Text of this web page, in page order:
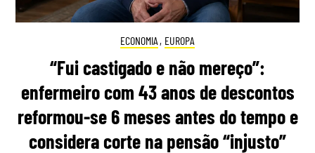
ECONOMIA , EUROPA
“Fui castigado e não mereço”:
enfermeiro com 43 anos de descontos
reformou-se 6 meses antes do tempo e
considera corte na pensão “injusto”